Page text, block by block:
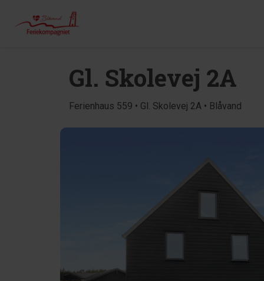
Gl. Skolevej 2A
Ferienhaus 559 • Gl. Skolevej 2A • Blåvand